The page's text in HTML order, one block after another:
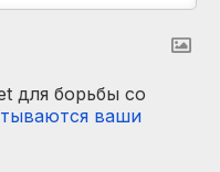
для борьбы со
ваши